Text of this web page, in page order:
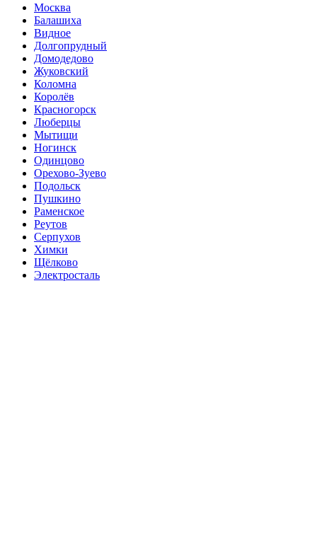
Москва
Балашиха
Видное
Долгопрудный
Домодедово
Жуковский
Коломна
Королёв
Красногорск
Люберцы
Мытищи
Ногинск
Одинцово
Орехово-Зуево
Подольск
Пушкино
Раменское
Реутов
Серпухов
Химки
Щёлково
Электросталь